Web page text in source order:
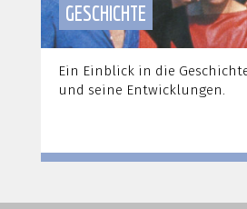
GESCHICHTE
Ein Einblick in die
und seine Entwicklungen.